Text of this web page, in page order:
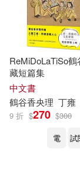
(美)房龍
(美)馬克·吐
賴世雄(52)
東南大學
三采(369)
江西美術
ReMiDoLaTiSo鶴
藏短篇集
中文書
鶴谷香央理 丁雍
9 折 $270 $300
電
試